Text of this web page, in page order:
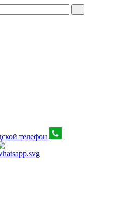
телефон